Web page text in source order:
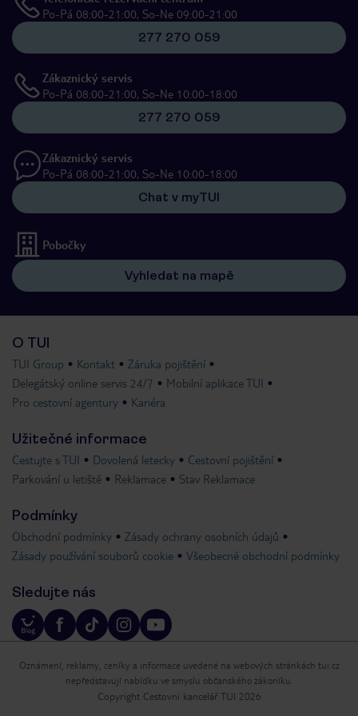
Po-Pá 08:00-21:00, So-Ne 09:00-21:00
277 270 059
Zákaznický servis
Po-Pá 08:00-21:00, So-Ne 10:00-18:00
277 270 059
Zákaznický servis
Po-Pá 08:00-21:00, So-Ne 10:00-18:00
Chat v myTUI
Pobočky
Vyhledat na mapě
O TUI
TUI Group Kontakt
Záruka pojištění
Delegátský online servis 24/7
Mobilní aplikace TUI
Pro cestovní agentury
Kariéra
Užitečné informace
Cestujte s TUI Dovolená letecky
Cestovní pojištění
Parkování u letiště
Reklamace Stav Reklamace
Podmínky
Obchodní podmínky
Zásady ochrany osobních údajů
Zásady používání souborů cookie
Všeobecné obchodní podmínky
Sledujte nás
Oznámení, reklamy, ceníky a informace uvedené na webových stránkách tui.cz
nepředstavují nabídku ve smyslu občanského zákoníku.
Copyright Cestovní kancelář TUI 2026